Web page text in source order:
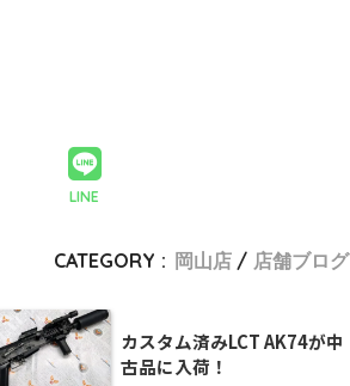
LINE
CATEGORY : 岡山店 店舗ブログ
カスタム済みLCT AK74が中
古品に入荷！